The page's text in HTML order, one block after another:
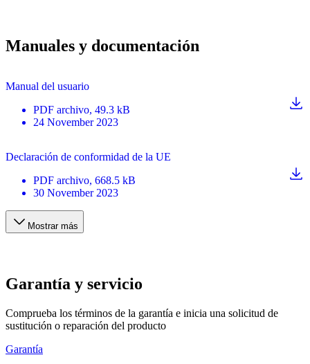
Manuales y documentación
Manual del usuario
PDF archivo, 49.3 kB
24 November 2023
Declaración de conformidad de la UE
PDF archivo, 668.5 kB
30 November 2023
Mostrar más
Garantía y servicio
Comprueba los términos de la garantía e inicia una solicitud de
sustitución o reparación del producto
Garantía